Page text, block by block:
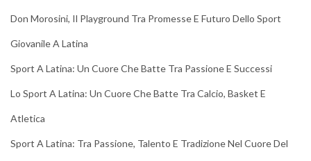
Don Morosini, Il Playground Tra Promesse E Futuro Dello Sport
Giovanile A Latina
Sport A Latina: Un Cuore Che Batte Tra Passione E Successi
Lo Sport A Latina: Un Cuore Che Batte Tra Calcio, Basket E
Atletica
Sport A Latina: Tra Passione, Talento E Tradizione Nel Cuore Del